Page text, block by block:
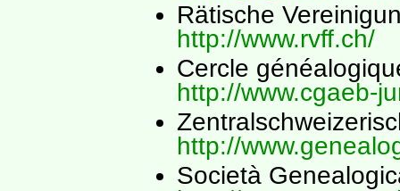
Rätische
http://www.rvff.ch/
Cercle
http://www.cgaeb-
http://
Società